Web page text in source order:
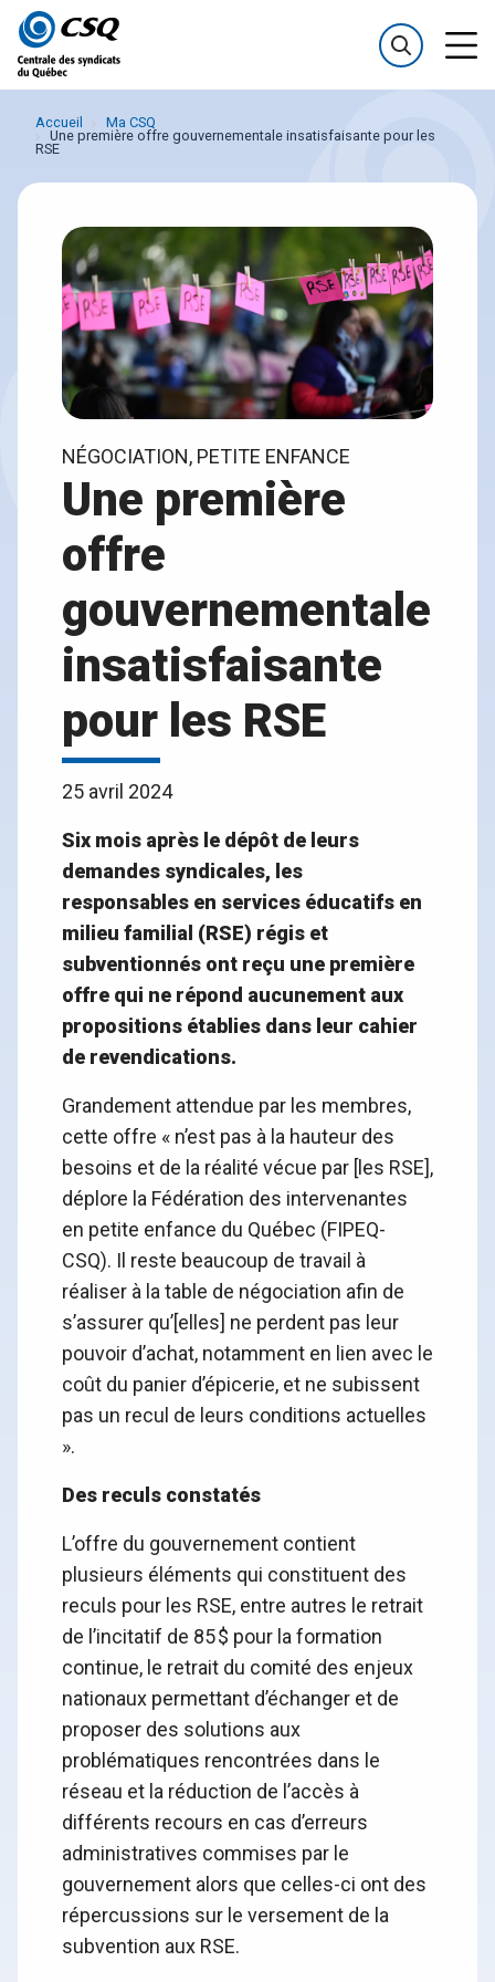
Passer
au
menu
Passer
au
contenu
Accueil
Ma CSQ
Une première offre gouvernementale insatisfaisante pour les
RSE
NÉGOCIATION, PETITE ENFANCE
Une première
offre
gouvernementale
insatisfaisante
pour les RSE
25 avril 2024
Six mois après le dépôt de leurs
demandes syndicales, les
responsables en services éducatifs en
milieu familial (RSE) régis et
subventionnés ont reçu une première
offre qui ne répond aucunement aux
propositions établies dans leur cahier
de revendications.
Grandement attendue par les membres,
cette offre « n’est pas à la hauteur des
besoins et de la réalité vécue par [les RSE],
déplore la Fédération des intervenantes
en petite enfance du Québec (FIPEQ-
CSQ). Il reste beaucoup de travail à
réaliser à la table de négociation afin de
s’assurer qu’[elles] ne perdent pas leur
pouvoir d’achat, notamment en lien avec le
coût du panier d’épicerie, et ne subissent
pas un recul de leurs conditions actuelles
».
Des reculs constatés
L’offre du gouvernement contient
plusieurs éléments qui constituent des
reculs pour les RSE, entre autres le retrait
de l’incitatif de 85 $ pour la formation
continue, le retrait du comité des enjeux
nationaux permettant d’échanger et de
proposer des solutions aux
problématiques rencontrées dans le
réseau et la réduction de l’accès à
différents recours en cas d’erreurs
administratives commises par le
gouvernement alors que celles-ci ont des
répercussions sur le versement de la
subvention aux RSE.